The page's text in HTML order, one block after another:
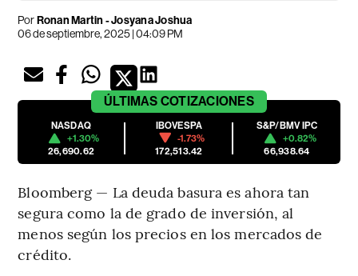
PorRonan Martin - Josyana Joshua
06 de septiembre, 2025 | 04:09 PM
ÚLTIMAS COTIZACIONES
NASDAQ
+1.30%
26,690.62
IBOVESPA
-1.73%
172,513.42
S&P/BMV IPC
+0.82%
66,938.64
Bloomberg — La deuda basura es ahora tan
segura como la de grado de inversión, al
menos según los precios en los mercados de
crédito.